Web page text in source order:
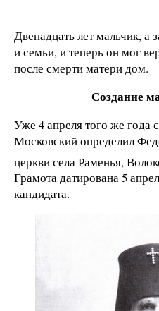
Двенадцать лет мальчик,
и семьи, и теперь он мог
после смерти матери дом.
Создание
Уже 4 апреля того же года
Московский определил
церкви села Раменья,
Грамота датирована 5
кандидата.